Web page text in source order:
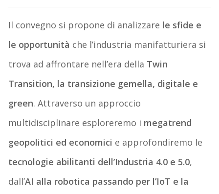
Il convegno si propone di analizzare le sfide e
le opportunità che l’industria manifatturiera si
trova ad affrontare nell’era della Twin
Transition, la transizione gemella, digitale e
green. Attraverso un approccio
multidisciplinare esploreremo i megatrend
geopolitici ed economici e approfondiremo le
tecnologie abilitanti dell’Industria 4.0 e 5.0,
dall’AI alla robotica passando per l’IoT e la